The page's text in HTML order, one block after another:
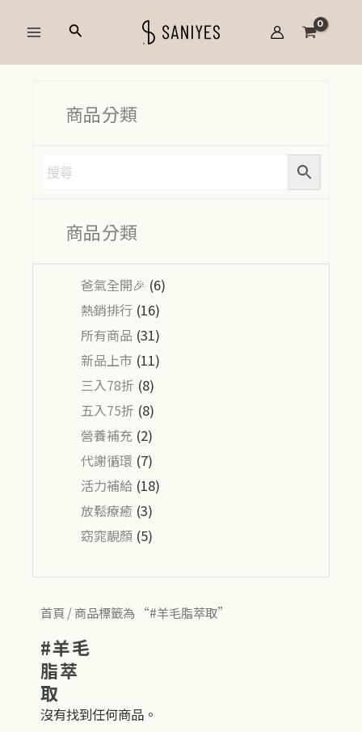
搜
商品分類
商品分類
爸氣全開🎉 (6)
熱銷排行 (16)
所有商品 (31)
新品上市 (11)
三入78折 (8)
五入75折 (8)
營養補充 (2)
代謝循環 (7)
活力補給 (18)
放鬆療癒 (3)
窈窕靚顏 (5)
首頁 / 商品標籤為 “#羊毛脂萃取”
#羊毛
脂萃
取
沒有找到任何商品。